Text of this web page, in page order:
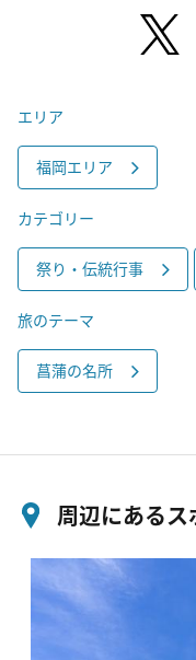
エリア
福岡エリア
カテゴリー
祭り・伝統行事
旅のテーマ
菖蒲の名所
周辺にあるス